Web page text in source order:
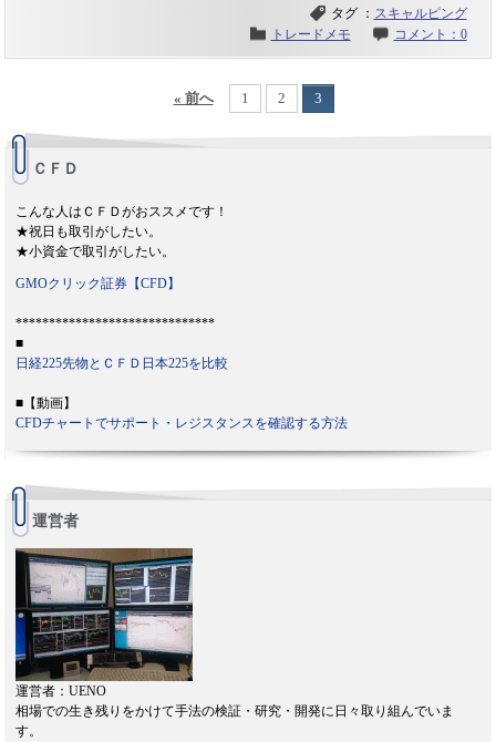
タグ ： スキャルピング
トレードメモ
コメント：0
« 前へ 1 2 3
ＣＦＤ
こんな人はＣＦＤがおススメです！
★祝日も取引がしたい。
★小資金で取引がしたい。
GMOクリック証券【CFD】
******************************
■
日経225先物とＣＦＤ日本225を比較
■【動画】
CFDチャートでサポート・レジスタンスを確認する方法
運営者
運営者：UENO
相場での生き残りをかけて手法の検証・研究・開発に日々取り組んでいま
す。